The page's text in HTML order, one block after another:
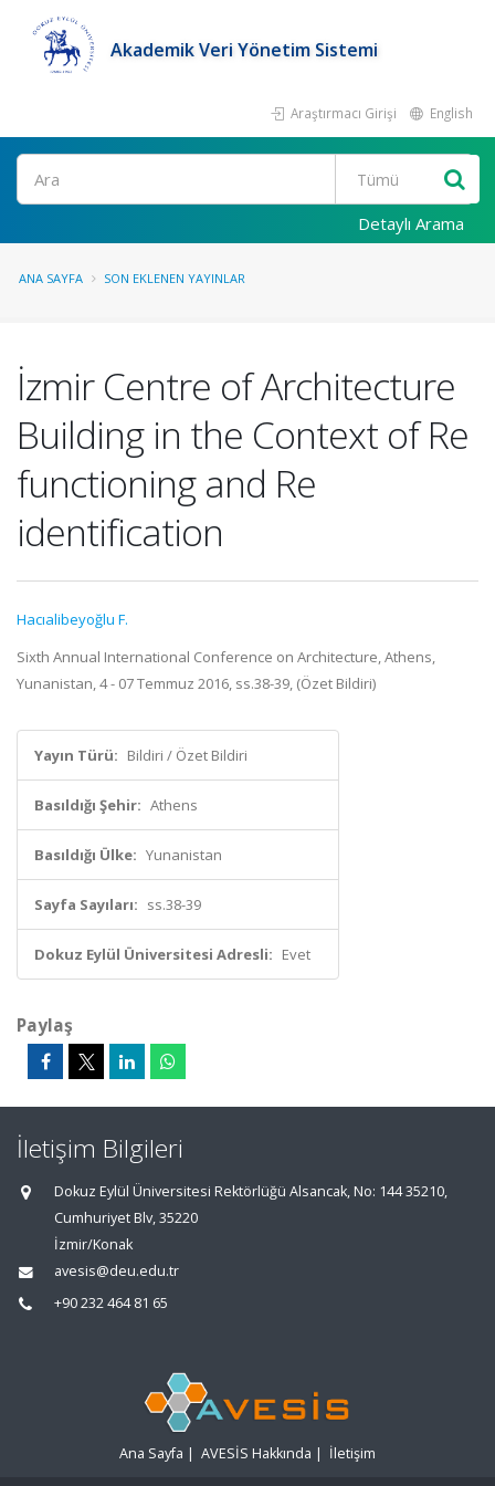
Akademik Veri Yönetim Sistemi
Araştırmacı Girişi English
Ara
Detaylı Arama
ANA SAYFA SON EKLENEN YAYINLAR
İzmir Centre of Architecture
Building in the Context of Re
functioning and Re
identification
Hacıalibeyoğlu F.
Sixth Annual International Conference on Architecture, Athens,
Yunanistan, 4 - 07 Temmuz 2016, ss.38-39, (Özet Bildiri)
Yayın Türü: Bildiri / Özet Bildiri
Basıldığı Şehir: Athens
Basıldığı Ülke: Yunanistan
Sayfa Sayıları: ss.38-39
Dokuz Eylül Üniversitesi Adresli: Evet
Paylaş
İletişim Bilgileri
Dokuz Eylül Üniversitesi Rektörlüğü Alsancak, No: 144 35210,
Cumhuriyet Blv, 35220
İzmir/Konak
avesis@deu.edu.tr
+90 232 464 81 65
Ana Sayfa | AVESİS Hakkında | İletişim